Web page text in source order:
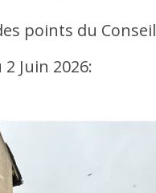
points du Conseil
Juin 2026: